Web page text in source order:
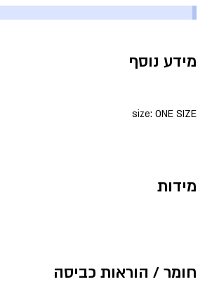
מידע נוסף
size: ONE SIZE
מידות
חומר / הוראות כביסה